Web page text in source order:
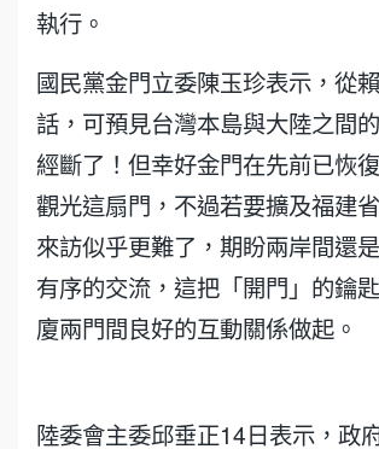
執行。
國民黨金門立委陳玉珍表示，從
話，可預見台灣本島與大陸之間
經斷了！但幸好金門在先前已恢
觀光這扇門，不過若要擴及福建
來訪似乎更難了，期盼兩岸間還
有序的交流，這把「開門」的鑰
廈兩門間良好的互動關係做起。
陸委會主委邱垂正14日表示，政